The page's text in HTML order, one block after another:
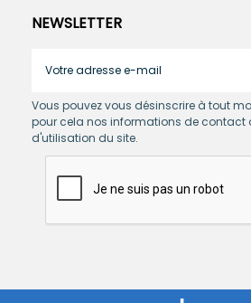
NEWSLETTER
Vous pouvez vous désinscrire à tout
pour cela nos informations de contact
d'utilisation du site.